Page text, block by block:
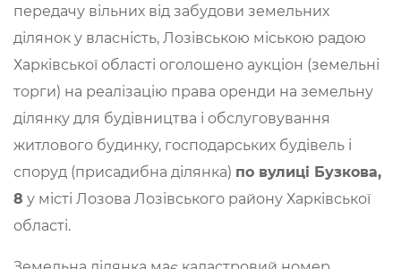
передачу вільних від забудови земельних
ділянок у власність, Лозівською міською радою
Харківської області оголошено аукціон (земельні
торги) на реалізацію права оренди на земельну
ділянку для будівництва і обслуговування
житлового будинку, господарських будівель і
споруд (присадибна ділянка) по вулиці Бузкова,
8 у місті Лозова Лозівського району Харківської
області.